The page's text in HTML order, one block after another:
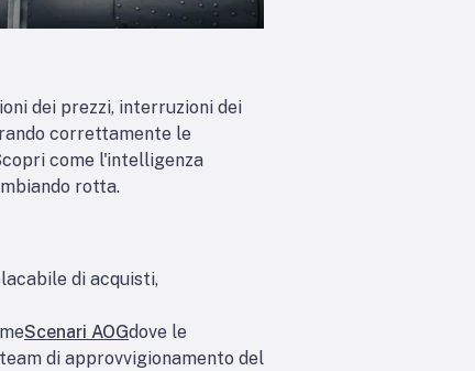
dei prezzi, interruzioni dei
correttamente le
come l'intelligenza
rotta.
di acquisti,
Scenari AOGdove le
di approvvigionamento del